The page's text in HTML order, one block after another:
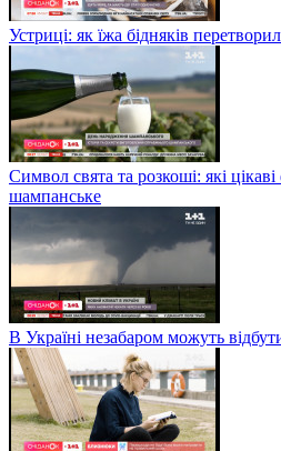
Устриці: як їжа бідняків
Символ свята та розкоші: які
шампанське
В Україні незабаром можуть